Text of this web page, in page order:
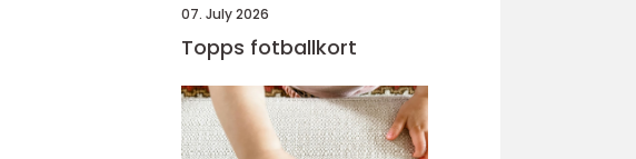
07. July 2026
Topps fotballkort